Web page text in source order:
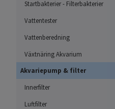
Startbakterier - Filterbakterier
Vattentester
Vattenberedning
Växtnäring Akvarium
Akvariepump & filter
Innerfilter
Luftfilter